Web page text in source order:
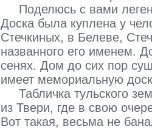
Поделюсь с вами
Доска была куплена у
Стечкиных, в Белеве,
названного его именем.
сенях. Дом до сих пор
имеет мемориальную
Табличка тульского
из Твери, где в свою
Вот такая, весьма не